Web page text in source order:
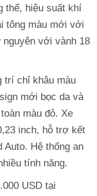
thể, hiệu suất khí
tông màu mới với
với vành 18
trí chỉ khâu màu
mới bọc da và
màu đỏ. Xe
inch, hỗ trợ kết
Auto. Hệ thống an
tính năng.
USD tại